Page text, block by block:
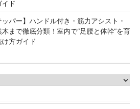
ド
ッパー】ハンドル付き・筋力アシスト・
まで徹底分類！室内で“足腰と体幹”を育
方ガイド